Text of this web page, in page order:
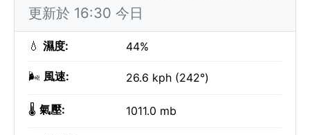
更新於 16:30 今日
💧 濕度: 44%
🌬️ 風速: 26.6 kph (242°)
🌡️ 氣壓: 1011.0 mb